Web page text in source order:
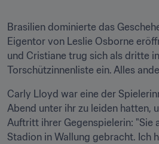
Brasilien dominierte das
Eigentor von Leslie Osborne
und Cristiane trug sich als dritte
Torschützinnenliste ein. Alles
Carly Lloyd war eine der
Abend unter ihr zu leiden hatten,
Auftritt ihrer Gegenspielerin: "Sie
Stadion in Wallung gebracht. Ich